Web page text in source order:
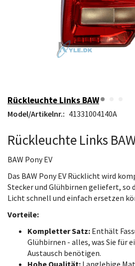
Rückleuchte Links BAW
Model/Artikelnr.: 41331004140A
Rückleuchte Links
BAW Pony EV
Das BAW Pony EV Rücklicht wird
Stecker und Glühbirnen geliefert, so
Licht schnell und einfach ersetzen
Vorteile:
Kompletter Satz: Enthält
Glühbirnen - alles, was Sie für
Austausch benötigen.